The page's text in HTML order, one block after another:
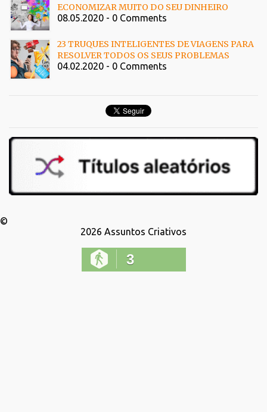
ECONOMIZAR MUITO DO SEU DINHEIRO
08.05.2020 - 0 Comments
23 TRUQUES INTELIGENTES DE VIAGENS PARA
RESOLVER TODOS OS SEUS PROBLEMAS
04.02.2020 - 0 Comments
©
2026 Assuntos Criativos
3